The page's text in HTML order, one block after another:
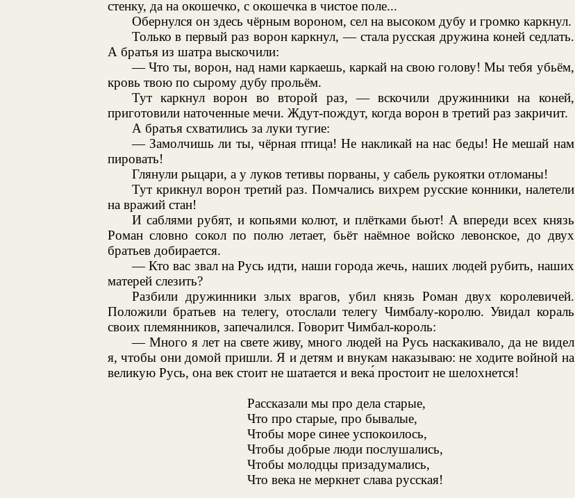
стенку, да на окошечко, с окошечка в чистое поле...
Обернулся он здесь чёрным вороном, сел на высоком дубу и громко каркнул.
Только в первый раз ворон каркнул, — стала русская дружина коней седлать.
А братья из шатра выскочили:
— Что ты, ворон, над нами каркаешь, каркай на свою голову! Мы тебя убьём,
кровь твою по сырому дубу прольём.
Тут каркнул ворон во второй раз, — вскочили дружинники на коней,
приготовили наточенные мечи. Ждут-пождут, когда ворон в третий раз закричит.
А братья схватились за луки тугие:
— Замолчишь ли ты, чёрная птица! Не накликай на нас беды! Не мешай нам
пировать!
Глянули рыцари, а у луков тетивы порваны, у сабель рукоятки отломаны!
Тут крикнул ворон третий раз. Помчались вихрем русские конники, налетели
на вражий стан!
И саблями рубят, и копьями колют, и плётками бьют! А впереди всех князь
Роман словно сокол по полю летает, бьёт наёмное войско левонское, до двух
братьев добирается.
— Кто вас звал на Русь идти, наши города жечь, наших людей рубить, наших
матерей слезить?
Разбили дружинники злых врагов, убил князь Роман двух королевичей.
Положили братьев на телегу, отослали телегу Чимбалу-королю. Увидал кораль
своих племянников, запечалился. Говорит Чимбал-король:
— Много я лет на свете живу, много людей на Русь наскакивало, да не видел
я, чтобы они домой пришли. Я и детям и внукам наказываю: не ходите войной на
великую Русь, она век стоит не шатается и века́ простоит не шелохнется!
Рассказали мы про дела старые,
Что про старые, про бывалые,
Чтобы море синее успокоилось,
Чтобы добрые люди послушались,
Чтобы молодцы призадумались,
Что века не меркнет слава русская!